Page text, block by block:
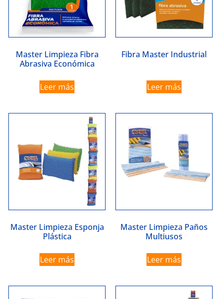
Master Limpieza Fibra
Abrasiva Económica
Leer más
Fibra Master Industrial
Leer más
Master Limpieza Esponja
Plástica
Leer más
Master Limpieza Paños
Multiusos
Leer más